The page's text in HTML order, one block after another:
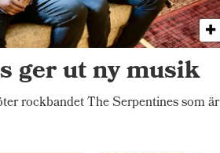
ger ut ny musik
rockbandet The Serpentines som är